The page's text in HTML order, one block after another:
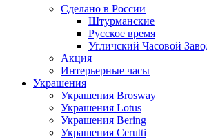
Сделано в России
Штурманские
Русское время
Угличский Часовой
Акция
Интерьерные часы
Украшения
Украшения Brosway
Украшения Lotus
Украшения Bering
Украшения Cerutti